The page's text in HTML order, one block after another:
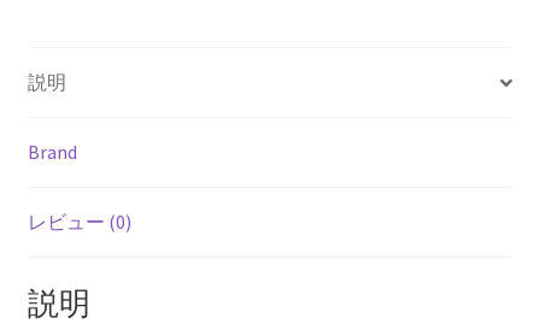
説明
Brand
レビュー (0)
説明